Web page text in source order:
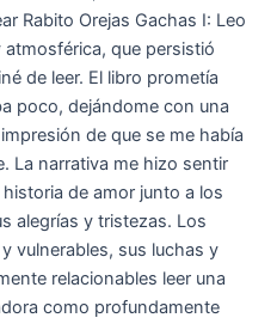
Rabito Orejas Gachas I: Leo
que persistió
de leer. El libro prometía
poco, dejándome con una
de que se me había
La narrativa me hizo sentir
de amor junto a los
alegrías y tristezas. Los
vulnerables, sus luchas y
relacionables leer una
como profundamente